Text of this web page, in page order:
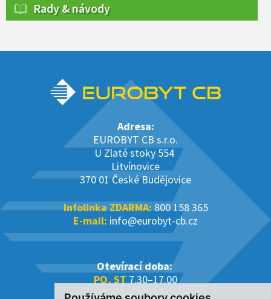
Rady & návody
Adresa:
EUROBYT CB s.r.o.
U Zlaté stoky 554
Litvínovice
370 01 České Budějovice
Infolinka ZDARMA:800 158 365
E-mail: info@eurobyt-cb.cz
Otevírací doba:
PO, ST 7.30–17.00
ÚT, ČT7.30–16.00